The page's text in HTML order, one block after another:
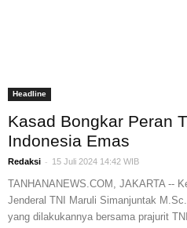
Headline
Kasad Bongkar Peran
Indonesia Emas
Redaksi - 15 Juli 2024 14:42 WIB
TANHANANEWS.COM, JAKARTA --
Jenderal TNI Maruli Simanjuntak
yang dilakukannya bersama prajurit